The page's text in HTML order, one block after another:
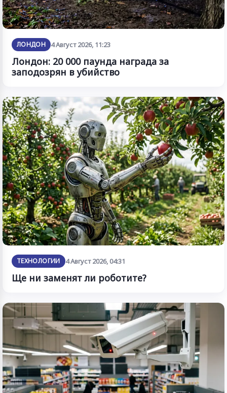
ЛОНДОН 4 Август 2026, 11:23
Лондон: 20 000 паунда награда за
заподозрян в убийство
ТЕХНОЛОГИИ 4 Август 2026, 04:31
Ще ни заменят ли роботите?